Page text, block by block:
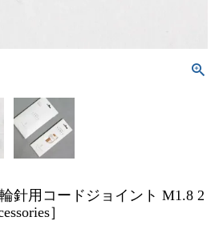
針用コードジョイント M1.8 2
］